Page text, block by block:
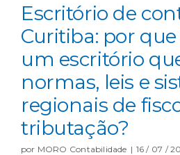
Escritório de
Curitiba: por
um escritório
normas, leis e
regionais de
tributação?
por MORO Contabilidade | 16 / 07 /